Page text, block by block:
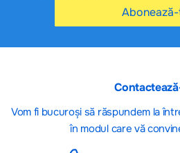
Vom fi bucuroși să răspundem la
în modul care vă